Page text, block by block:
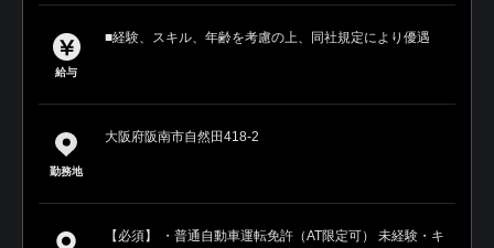
給与
■経験、スキル、年齢を考慮の上、同社規定により優遇
勤務地
大阪府阪南市自然田418-2
【必須】 ・普通自動車運転免許（AT限定可） 未経験・キ